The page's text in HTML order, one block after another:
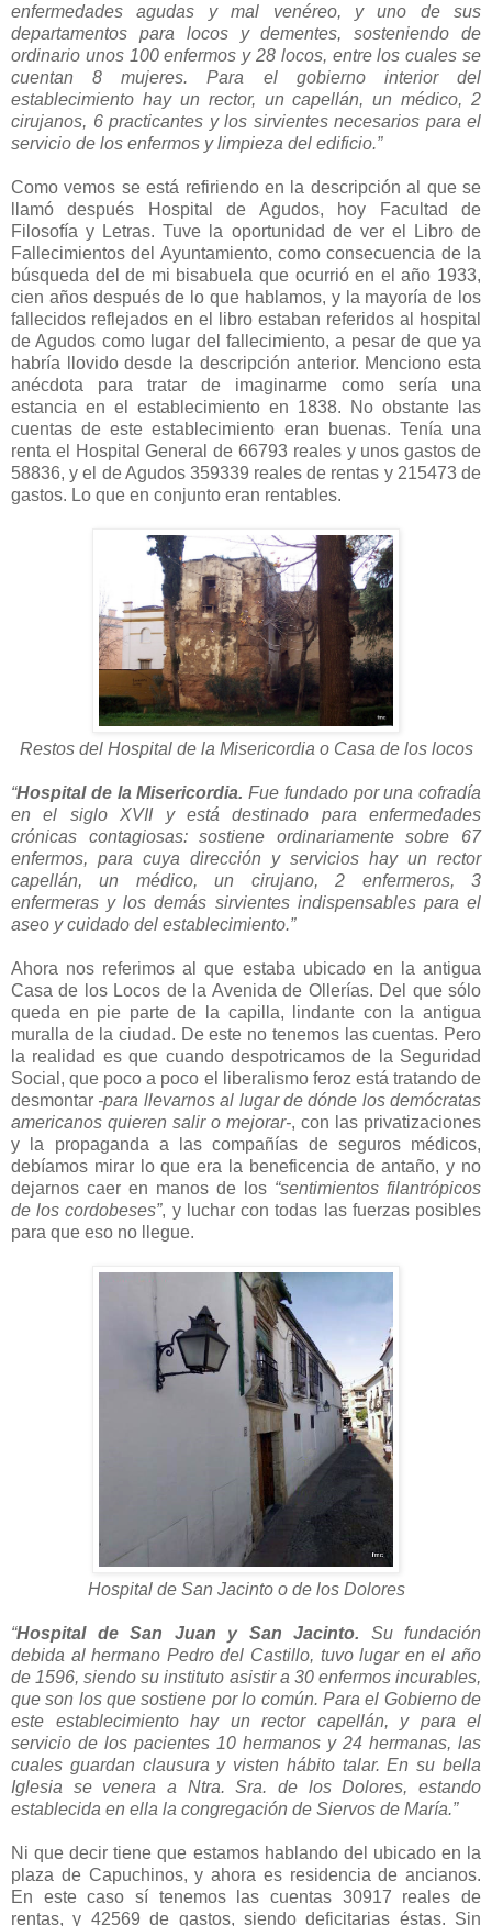
enfermedades agudas y mal venéreo, y uno de sus
departamentos para locos y dementes, sosteniendo de
ordinario unos 100 enfermos y 28 locos, entre los cuales se
cuentan 8 mujeres. Para el gobierno interior del
establecimiento hay un rector, un capellán, un médico, 2
cirujanos, 6 practicantes y los sirvientes necesarios para el
servicio de los enfermos y limpieza del edificio.”
Como vemos se está refiriendo en la descripción al que se
llamó después Hospital de Agudos, hoy Facultad de
Filosofía y Letras. Tuve la oportunidad de ver el Libro de
Fallecimientos del Ayuntamiento, como consecuencia de la
búsqueda del de mi bisabuela que ocurrió en el año 1933,
cien años después de lo que hablamos, y la mayoría de los
fallecidos reflejados en el libro estaban referidos al hospital
de Agudos como lugar del fallecimiento, a pesar de que ya
habría llovido desde la descripción anterior. Menciono esta
anécdota para tratar de imaginarme como sería una
estancia en el establecimiento en 1838. No obstante las
cuentas de este establecimiento eran buenas. Tenía una
renta el Hospital General de 66793 reales y unos gastos de
58836, y el de Agudos 359339 reales de rentas y 215473 de
gastos. Lo que en conjunto eran rentables.
Restos del Hospital de la Misericordia o Casa de los locos
“Hospital de la Misericordia. Fue fundado por una cofradía
en el siglo XVII y está destinado para enfermedades
crónicas contagiosas: sostiene ordinariamente sobre 67
enfermos, para cuya dirección y servicios hay un rector
capellán, un médico, un cirujano, 2 enfermeros, 3
enfermeras y los demás sirvientes indispensables para el
aseo y cuidado del establecimiento.”
Ahora nos referimos al que estaba ubicado en la antigua
Casa de los Locos de la Avenida de Ollerías. Del que sólo
queda en pie parte de la capilla, lindante con la antigua
muralla de la ciudad. De este no tenemos las cuentas. Pero
la realidad es que cuando despotricamos de la Seguridad
Social, que poco a poco el liberalismo feroz está tratando de
desmontar -para llevarnos al lugar de dónde los demócratas
americanos quieren salir o mejorar-, con las privatizaciones
y la propaganda a las compañías de seguros médicos,
debíamos mirar lo que era la beneficencia de antaño, y no
dejarnos caer en manos de los “sentimientos filantrópicos
de los cordobeses”, y luchar con todas las fuerzas posibles
para que eso no llegue.
Hospital de San Jacinto o de los Dolores
“Hospital de San Juan y San Jacinto. Su fundación
debida al hermano Pedro del Castillo, tuvo lugar en el año
de 1596, siendo su instituto asistir a 30 enfermos incurables,
que son los que sostiene por lo común. Para el Gobierno de
este establecimiento hay un rector capellán, y para el
servicio de los pacientes 10 hermanos y 24 hermanas, las
cuales guardan clausura y visten hábito talar. En su bella
Iglesia se venera a Ntra. Sra. de los Dolores, estando
establecida en ella la congregación de Siervos de María.”
Ni que decir tiene que estamos hablando del ubicado en la
plaza de Capuchinos, y ahora es residencia de ancianos.
En este caso sí tenemos las cuentas 30917 reales de
rentas, y 42569 de gastos, siendo deficitarias éstas. Sin